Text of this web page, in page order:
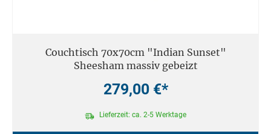
Couchtisch 70x70cm "Indian Sunset"
Sheesham massiv gebeizt
279,00 €*
Lieferzeit: ca. 2-5 Werktage